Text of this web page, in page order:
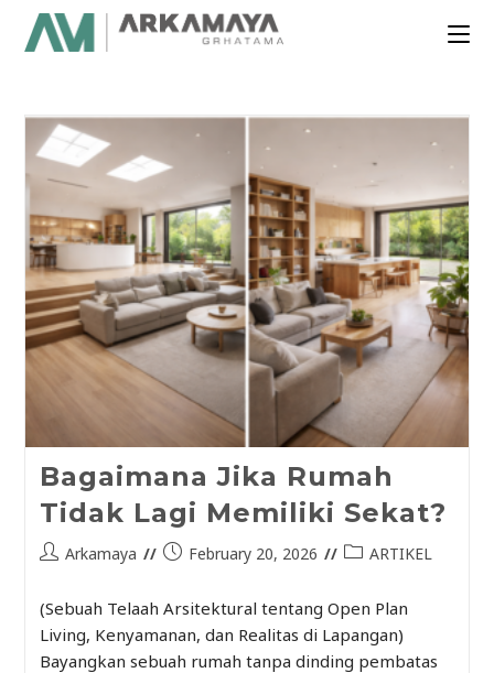
Bagaimana Jika Rumah
Tidak Lagi Memiliki Sekat?
Arkamaya February 20, 2026 ARTIKEL
(Sebuah Telaah Arsitektural tentang Open Plan
Living, Kenyamanan, dan Realitas di Lapangan)
Bayangkan sebuah rumah tanpa dinding pembatas